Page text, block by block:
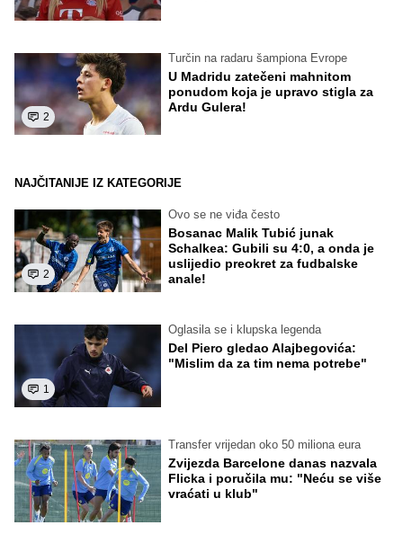
2
Turčin na radaru šampiona Evrope
U Madridu zatečeni mahnitom
ponudom koja je upravo stigla za
Ardu Gulera!
NAJČITANIJE IZ KATEGORIJE
2
Ovo se ne viđa često
Bosanac Malik Tubić junak
Schalkea: Gubili su 4:0, a onda je
uslijedio preokret za fudbalske
anale!
1
Oglasila se i klupska legenda
Del Piero gledao Alajbegovića:
"Mislim da za tim nema potrebe"
Transfer vrijedan oko 50 miliona eura
Zvijezda Barcelone danas nazvala
Flicka i poručila mu: "Neću se više
vraćati u klub"